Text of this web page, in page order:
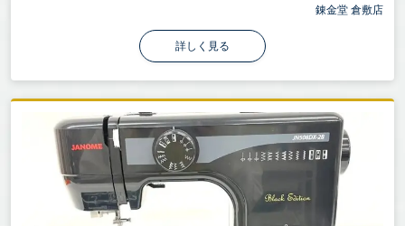
錬金堂 倉敷店
詳しく見る